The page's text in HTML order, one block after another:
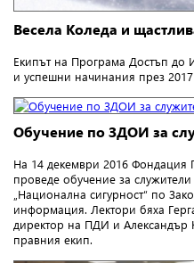
Весела Коледа и
Екипът на Програма Достъп
и успешни начинания през
Обучение по ЗДОИ за
На 14 декември 2016
проведе обучение за
„Национална сигурност“ по
информация. Лектори бяха
директор на ПДИ и Александър
правния екип.